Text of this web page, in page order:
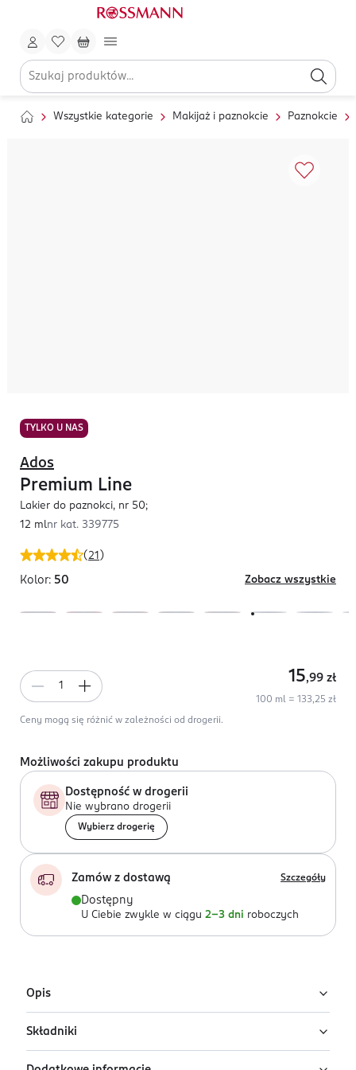
Wszystkie kategorie Makijaż i paznokcie Paznokcie
TYLKO U NAS
(21 )
Ados
Premium Line
Lakier do paznokci, nr 50;
12 mlnr kat. 339775
Kolor: 50 Zobacz wszystkie
15,99 zł
100 ml = 133,25 zł
Ceny mogą się różnić w zależności od drogerii.
Możliwości zakupu produktu
Dostępność w drogerii
Nie wybrano drogerii
Wybierz drogerię
Zamów z dostawą Szczegóły
Dostępny
U Ciebie zwykle w ciągu 2-3 dni roboczych
Opis
Trwały lakier do paznokci Ados Premium Line utrzymuje
się aż do 7 dni. Kremowa konsystencja łatwo się
Składniki